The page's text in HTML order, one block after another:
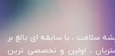
، با سابقه ای بالغ بر
، اولین و تخصصی ترین